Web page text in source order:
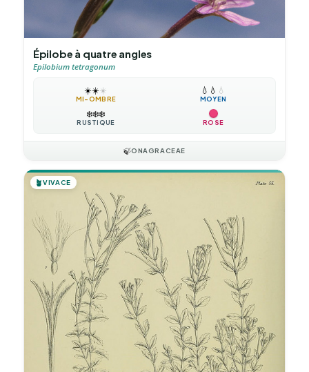
Épilobe à quatre angles
Epilobium tetragonum
☀️☀️☀️
MI-OMBRE
💧 💧 💧
MOYEN
❄️❄️❄️
RUSTIQUE ROSE
🍃ONAGRACEAE
🪴VIVACE